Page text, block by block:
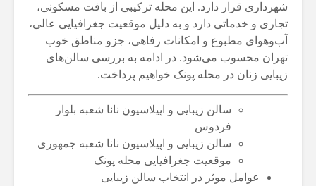
شهرداری قرار دارد. این محله ترکیبی از بافت مسکونی،
تجاری و خدماتی دارد و به دلیل موقعیت جغرافیایی عالی،
آب‌وهوای مطبوع و امکانات رفاهی، جزو مناطق خوب
تهران محسوب می‌شود. در ادامه به بررسی سالن‌های
زیبایی زنان در محله پونک خواهیم پرداخت.
سالن زیبایی و اپیلاسیون نانا شعبه بلوار
فردوس
سالن زیبایی و اپیلاسیون نانا شعبه جمهوری
موقعیت جغرافیایی محله پونک
عوامل موثر در انتخاب سالن زیبایی